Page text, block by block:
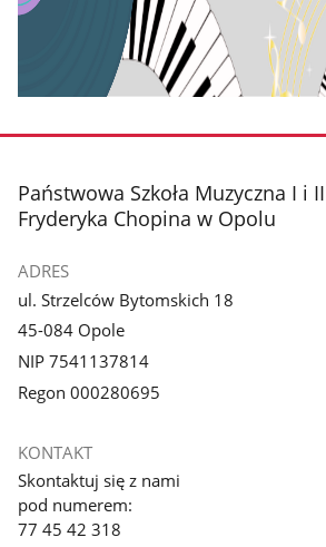
stopka
Państwowa Szkoła Muzyczna I i
Fryderyka Chopina w Opolu
ADRES
ul. Strzelców Bytomskich 18
45-084 Opole
NIP 7541137814
Regon 000280695
KONTAKT
Skontaktuj się z nami
pod numerem:
77 45 42 318